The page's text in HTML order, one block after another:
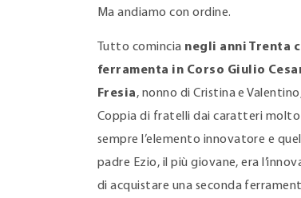
Ma andiamo con ordine.
Tutto comincia negli anni Trenta
ferramenta in Corso Giulio
Fresia, nonno di Cristina e
Coppia di fratelli dai caratteri molto
sempre l’elemento innovatore e
padre Ezio, il più giovane, era
di acquistare una seconda